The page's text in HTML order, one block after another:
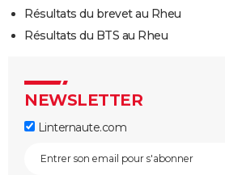
Résultats du brevet au Rheu
Résultats du BTS au Rheu
NEWSLETTER
Linternaute.com